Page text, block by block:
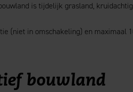
is tijdelijk grasland,
(niet in omschakeling) en maximaal
bouwland